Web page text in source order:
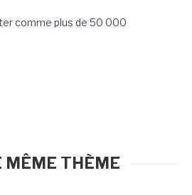
comme plus de 50 000
MÊME THÈME